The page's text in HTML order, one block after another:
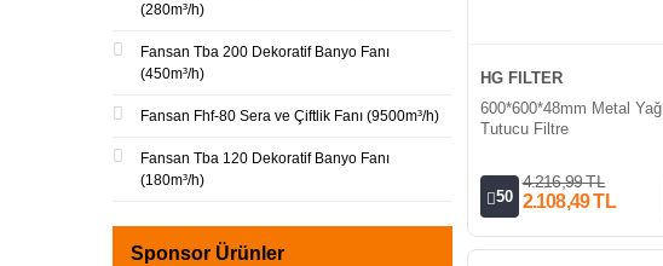
(280m³/h)
Fansan Tba 200 Dekoratif Banyo Fanı
(450m³/h)
Fansan Fhf-80 Sera ve Çiftlik Fanı (9500m³/h)
Fansan Tba 120 Dekoratif Banyo Fanı
(180m³/h)
Sponsor Ürünler
HG FILTER
600*600*48mm Metal Yağ
Tutucu Filtre
50
4.216,99 TL
2.108,49 TL